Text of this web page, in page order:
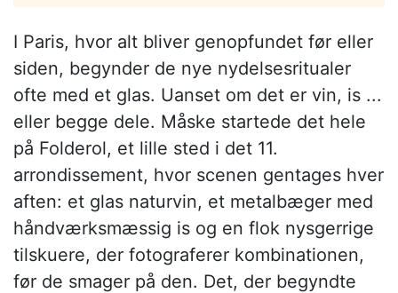
I Paris, hvor alt bliver genopfundet før eller
siden, begynder de nye nydelsesritualer
ofte med et glas. Uanset om det er vin, is ...
eller begge dele. Måske startede det hele
på Folderol, et lille sted i det 11.
arrondissement, hvor scenen gentages hver
aften: et glas naturvin, et metalbæger med
håndværksmæssig is og en flok nysgerrige
tilskuere, der fotograferer kombinationen,
før de smager på den. Det, der begyndte